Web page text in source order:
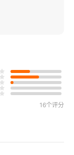
16个评分